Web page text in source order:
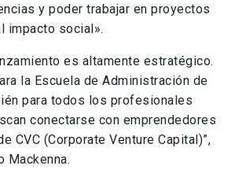
y poder trabajar en proyectos
impacto social».
es altamente estratégico.
la Escuela de Administración de
para todos los profesionales
conectarse con emprendedores
CVC (Corporate Venture Capital)”,
Mackenna.